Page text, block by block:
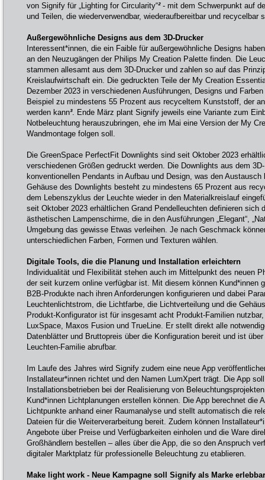
von Signify für „Lighting for Circularity“²- mit dem Schwerpunkt auf
und Teilen, die wiederverwendbar, wiederaufbereitbar und recycelbar
Außergewöhnliche Designs aus dem 3D-Drucker
Interessent*innen, die ein Faible für außergewöhnliche Designs
an den Neuzugängen der Philips My Creation Palette finden. Die
stammen allesamt aus dem 3D-Drucker und zahlen so auf das
Kreislaufwirtschaft ein. Die gedruckten Teile der My Creation
Dezember 2023 in verschiedenen Ausführungen, Designs und
Beispiel zu mindestens 55 Prozent aus recyceltem Kunststoff, der
werden kann³. Ende März plant Signify jeweils eine Variante zum
Notbeleuchtung herauszubringen, ehe im Mai eine Version der My
Wandmontage folgen soll.
Die GreenSpace PerfectFit Downlights sind seit Oktober 2023
verschiedenen Größen gedruckt werden. Die Downlights aus dem
konventionellen Pendants in Aufbau und Design, was den
Gehäuse des Downlights besteht zu mindestens 65 Prozent aus
dem Lebenszyklus der Leuchte wieder in den Materialkreislauf
seit Oktober 2023 erhältlichen Grand Pendelleuchten definieren sich
ästhetischen Lampenschirme, die in den Ausführungen „Elegant“,
Umgebung das gewisse Etwas verleihen. Je nach Geschmack
unterschiedlichen Farben, Formen und Texturen wählen.
Digitale Tools, die die Planung und Installation erleichtern
Individualität und Flexibilität stehen auch im Mittelpunkt des neuen
der seit kurzem online verfügbar ist. Mit diesem können Kund*innen
B2B-Produkte nach ihren Anforderungen konfigurieren und dabei
Leuchtenlichtstrom, die Lichtfarbe, die Lichtverteilung und die
Produkt-Konfigurator ist für insgesamt acht Produkt-Familien
LuxSpace, Maxos Fusion und TrueLine. Er stellt direkt alle
Datenblätter und Bruttopreis über die Konfiguration bereit und ist
Leuchten-Familie abrufbar.
Im Laufe des Jahres wird Signify zudem eine neue App
Installateur*innen richtet und den Namen LumXpert trägt. Die App
Installationsbetrieben bei der Realisierung von
Kund*innen Lichtplanungen erstellen können. Die App berechnet die
Lichtpunkte anhand einer Raumanalyse und stellt automatisch die
Dateien für die Weiterverarbeitung bereit. Zudem können
Angebote über Preise und Verfügbarkeiten einholen und die Ware
Großhändlern bestellen – alles über die App, die so den Anspruch
digitaler Marktplatz für professionelle Beleuchtung zu etablieren.
Make light work - Neue Kampagne soll Signify als Marke